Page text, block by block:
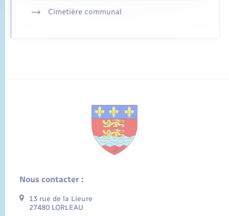
Cimetière communal
Nous contacter :
13 rue de la Lieure
27480 LORLEAU